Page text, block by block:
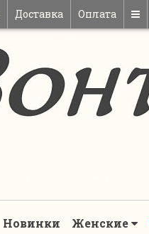
Доставка Оплата
Новинки Женские